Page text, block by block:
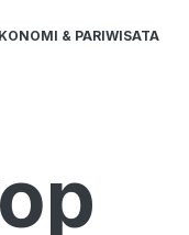
& PARIWISATA